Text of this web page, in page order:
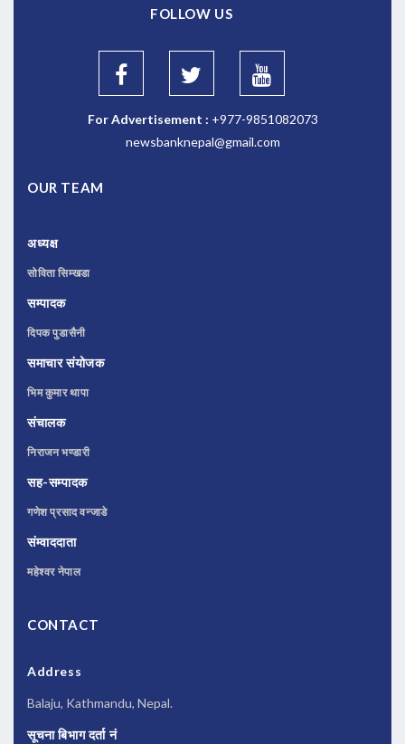
FOLLOW US
For Advertisement : +977-9851082073
newsbanknepal@gmail.com
OUR TEAM
अध्यक्ष
सोविता सिम्खडा
सम्पादक
दिपक पुडासैनी
समाचार संयोजक
भिम कुमार थापा
संचालक
निराजन भण्डारी
सह-सम्पादक
गणेश प्रसाद वन्जाडे
संम्वाददाता
महेश्वर नेपाल
CONTACT
Address
Balaju, Kathmandu, Nepal.
सूचना बिभाग दर्ता नं